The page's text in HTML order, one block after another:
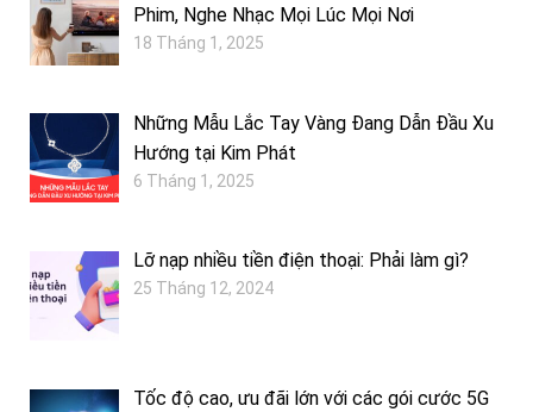
Phim, Nghe Nhạc Mọi Lúc Mọi Nơi
18 Tháng 1, 2025
Những Mẫu Lắc Tay Vàng Đang Dẫn Đầu Xu
Hướng tại Kim Phát
6 Tháng 1, 2025
Lỡ nạp nhiều tiền điện thoại: Phải làm gì?
25 Tháng 12, 2024
Tốc độ cao, ưu đãi lớn với các gói cước 5G